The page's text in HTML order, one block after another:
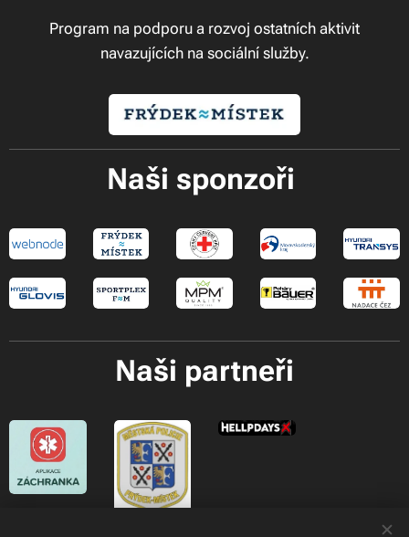
Program na podporu a rozvoj ostatních aktivit
navazujících na sociální služby.
Naši sponzoři
Naši partneři